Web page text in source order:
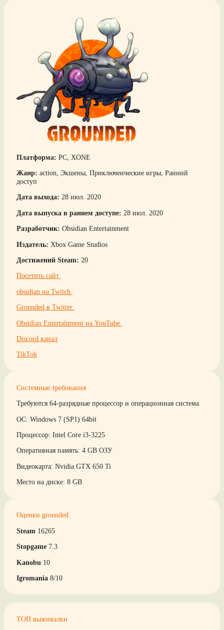
Платформа: PC, XONE
Жанр: action, Экшены, Приключенческие игры, Ранний
доступ
Дата выхода: 28 июл. 2020
Дата выпуска в раннем доступе: 28 июл. 2020
Разработчик: Obsidian Entertainment
Издатель: Xbox Game Studios
Достижений Steam: 20
Посетить сайт
obsidian на Twitch
Grounded в Twitter
Obsidian Entertainment на YouTube
Discord канал
TikTok
Системные требования
Требуются 64-разрядные процессор и операционная система
ОС: Windows 7 (SP1) 64bit
Процессор: Intel Core i3-3225
Оперативная память: 4 GB ОЗУ
Видеокарта: Nvidia GTX 650 Ti
Место на диске: 8 GB
Оценки grounded
Steam 16265
Stopgame 7.3
Kanobu 10
Igromania 8/10
ТОП выживалки